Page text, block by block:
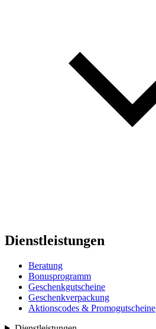
Dienstleistungen
Beratung
Bonusprogramm
Geschenkgutscheine
Geschenkverpackung
Aktionscodes & Promogutscheine